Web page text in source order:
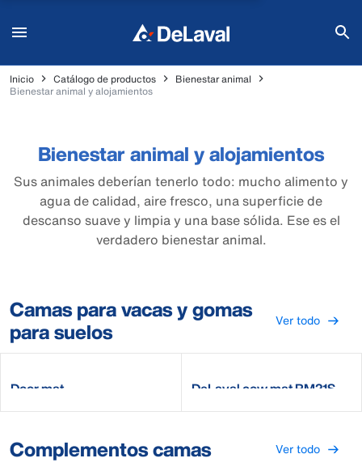
Inicio Catálogo de productos
Bienestar animal
Bienestar animal y alojamientos
Bienestar animal y alojamientos
Sus animales deberían tenerlo todo: mucho alimento y
agua de calidad, aire fresco, una superficie de
descanso suave y limpia y una base sólida. Ese es el
verdadero bienestar animal.
Camas para vacas y gomas
para suelos Ver todo
Door mat DeLaval cow mat RM21S
Complementos camas Ver todo